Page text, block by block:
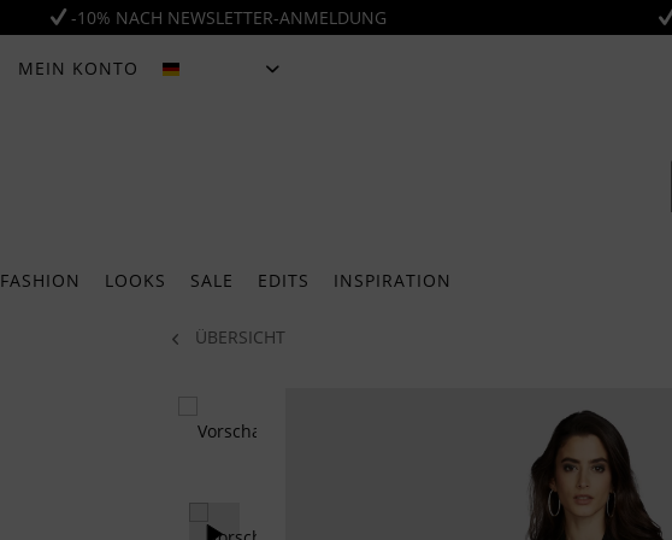
-10% NACH NEWSLETTER-ANMELDUNG
MEIN KONTO
FASHION LOOKS SALE EDITS INSPIRATION
ÜBERSICHT